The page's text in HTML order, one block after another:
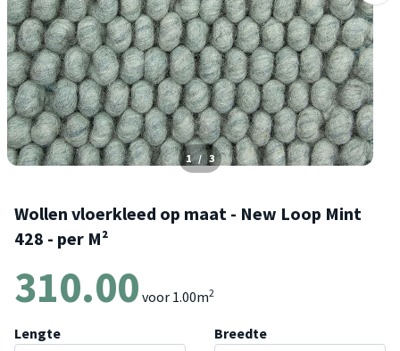
1 / 3
Wollen vloerkleed op maat - New Loop Mint
428 - per M²
310.00 voor 1.00m2
Lengte
Breedte